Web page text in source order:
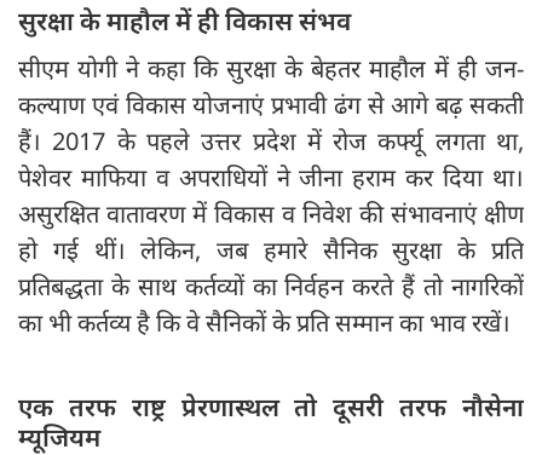
सुरक्षा के माहौल में ही विकास संभव
सीएम योगी ने कहा कि सुरक्षा के बेहतर माहौल में ही जन-
कल्याण एवं विकास योजनाएं प्रभावी ढंग से आगे बढ़ सकती
हैं। 2017 के पहले उत्तर प्रदेश में रोज कर्फ्यू लगता था,
पेशेवर माफिया व अपराधियों ने जीना हराम कर दिया था।
असुरक्षित वातावरण में विकास व निवेश की संभावनाएं क्षीण
हो गई थीं। लेकिन, जब हमारे सैनिक सुरक्षा के प्रति
प्रतिबद्धता के साथ कर्तव्यों का निर्वहन करते हैं तो नागरिकों
का भी कर्तव्य है कि वे सैनिकों के प्रति सम्मान का भाव रखें।
एक तरफ राष्ट्र प्रेरणास्थल तो दूसरी तरफ नौसेना
म्यूजियम